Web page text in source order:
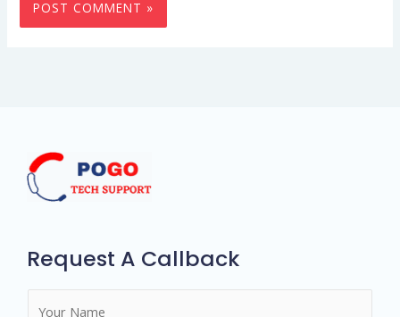
Request A Callback